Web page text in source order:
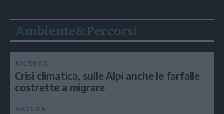
Ambiente&Percorsi
RICERCA
Crisi climatica, sulle Alpi anche le farfalle
costrette a migrare
NATURA